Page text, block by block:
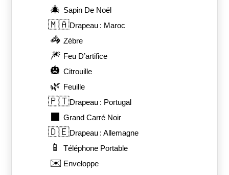
🎄 Sapin De Noël
🇲🇦Drapeau : Maroc
🦓 Zèbre
🎆 Feu D’artifice
🎃 Citrouille
🌿 Feuille
🇵🇹Drapeau : Portugal
⬛ Grand Carré Noir
🇩🇪Drapeau : Allemagne
📱 Téléphone Portable
✉️ Enveloppe